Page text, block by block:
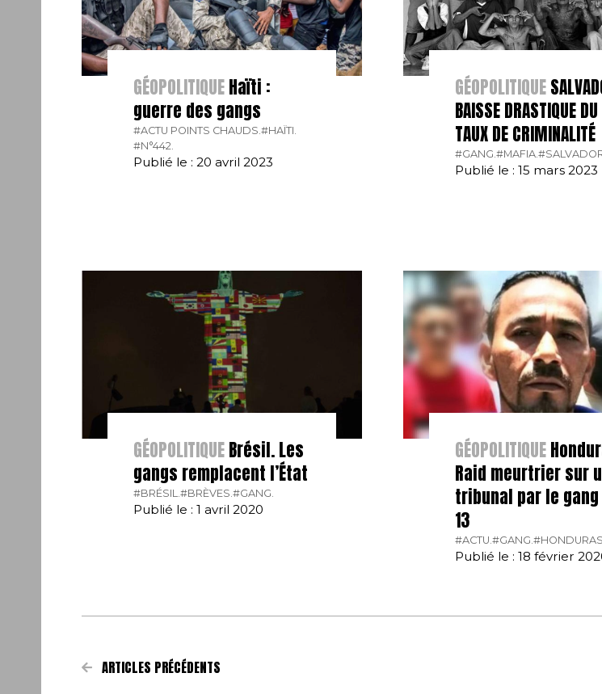
GÉOPOLITIQUEHaïti :
guerre des gangs
#ACTU POINTS CHAUDS.#HAÏTI.
#N°442.
Publié le : 20 avril 2023
GÉOPOLITIQUE
BAISSE DRASTIQUE DU
TAUX DE CRIMINALITÉ
#GANG.#MAFIA.
Publié le : 15 mars 2023
GÉOPOLITIQUEBrésil. Les
gangs remplacent l’État
#BRÉSIL.#BRÈVES.#GANG.
Publié le : 1 avril 2020
GÉOPOLITIQUE
Raid meurtrier sur
tribunal par le gang
13
#ACTU. #GANG. #HONDURAS.
Publié le : 18 février
ARTICLES PRÉCÉDENTS